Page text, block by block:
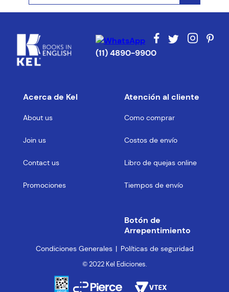
(11) 4890-9900
Acerca de Kel
About us
Join us
Contact us
Promociones
Atención al cliente
Como comprar
Costos de envío
Libro de quejas online
Tiempos de envío
Botón de
Arrepentimiento
Condiciones Generales Políticas de seguridad
© 2022 Kel Ediciones.